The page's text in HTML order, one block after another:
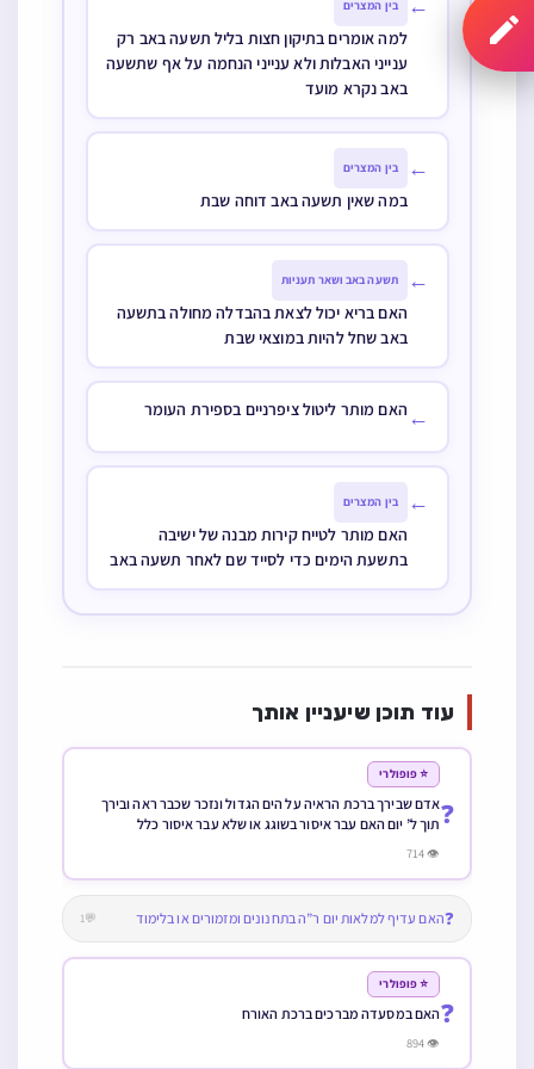
← בין המצרים
למה אומרים בתיקון חצות בליל תשעה באב רק
ענייני האבלות ולא ענייני הנחמה על אף שתשעה
באב נקרא מועד
← בין המצרים
במה שאין תשעה באב דוחה שבת
← תשעה באב ושאר תעניות
האם בריא יכול לצאת בהבדלה מחולה בתשעה
באב שחל להיות במוצאי שבת
← האם מותר ליטול ציפרניים בספירת העומר
← בין המצרים
האם מותר לטייח קירות מבנה של ישיבה
בתשעת הימים כדי לסייד שם לאחר תשעה באב
עוד תוכן שיעניין אותך
❓
⭐ פופולרי
אדם שבירך ברכת הראיה על הים הגדול ונזכר שכבר ראה ובירך
תוך ל’ יום האם עבר איסור בשוגג או שלא עבר איסור כלל
👁 714
❓האם עדיף למלאות יום ר”ה בתחנונים ומזמורים או בלימוד 💬1
❓
⭐ פופולרי
האם במסעדה מברכים ברכת האורח
👁 894